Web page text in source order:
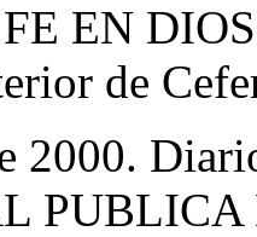
EN
de
2000.